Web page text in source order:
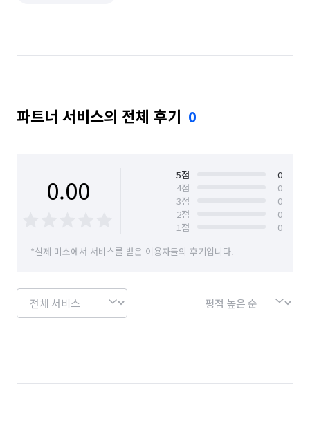
파트너 서비스의 전체 후기 0
0.00 5점
0
4점
0
3점
0
2점
0
1점
0
*실제 미소에서 서비스를 받은 이용자들의 후기입니다.